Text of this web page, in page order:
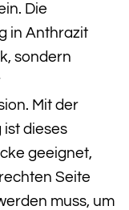
Die
in Anthrazit
sondern
Mit der
dieses
geeignet,
Seite
muss, um